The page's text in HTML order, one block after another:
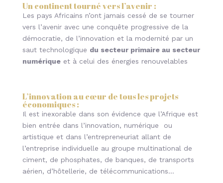
Un continent tourné vers l’avenir :
Les pays Africains n’ont jamais cessé de se tourner
vers l’avenir avec une conquête progressive de la
démocratie, de l’innovation et la modernité par un
saut technologique du secteur primaire au secteur
numériqueet à celui des énergies renouvelables
L’innovation au cœur de tous les projets
économiques :
Il est inexorable dans son évidence que l’Afrique est
bien entrée dans l’innovation, numérique ou
artistique et dans l’entrepreneuriat allant de
l’entreprise individuelle au groupe multinational de
ciment, de phosphates, de banques, de transports
aérien, d’hôtellerie, de télécommunications…